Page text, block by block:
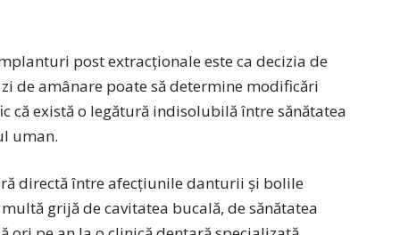
post extracționale este ca decizia de
de amânare poate să determine modificări
există o legătură indisolubilă între sănătatea
uman.
directă între afecțiunile danturii și bolile
grijă de cavitatea bucală, de sănătatea